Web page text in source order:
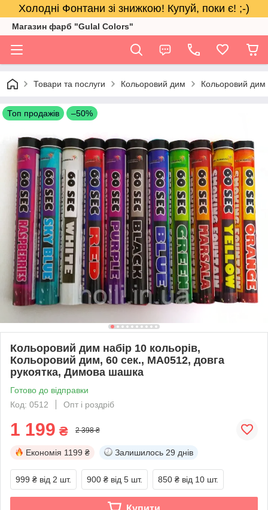
Холодні Фонтани зі знижкою! Купуй, поки є! ;-)
Магазин фарб "Gulal Colors"
Товари та послуги Кольоровий дим Кольоровий дим
Топ продажів –50%
Кольоровий дим набір 10 кольорів,
Кольоровий дим, 60 сек., MA0512, довга
рукоятка, Димова шашка
Готово до відправки
Код: 0512
Опт і роздріб
1 199 ₴ 2 398 ₴
Економія 1199 ₴ Залишилось 29 днів
999 ₴ від 2 шт. 900 ₴ від 5 шт. 850 ₴ від 10 шт.